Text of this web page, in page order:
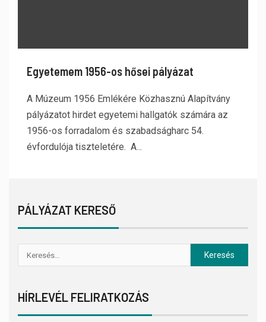
Egyetemem 1956-os hősei pályázat
A Múzeum 1956 Emlékére Közhasznú Alapítvány
pályázatot hirdet egyetemi hallgatók számára az
1956-os forradalom és szabadságharc 54.
évfordulója tiszteletére. A...
PÁLYÁZAT KERESŐ
HÍRLEVÉL FELIRATKOZÁS